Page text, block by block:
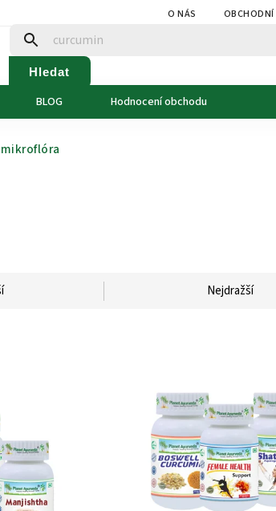
O NÁS
Hledat
BLOG Hodnocení obchodu
Nejdražší